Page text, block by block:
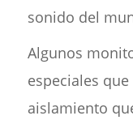
sonido del
Algunos
especiales
aislamiento